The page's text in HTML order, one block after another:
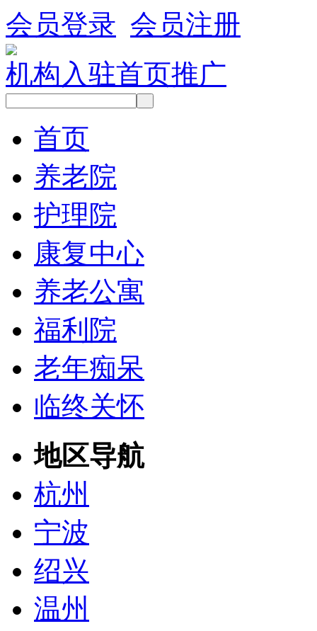
会员登录 会员注册
机构入驻首页推广
首页
养老院
护理院
康复中心
养老公寓
福利院
老年痴呆
临终关怀
地区导航
杭州
宁波
绍兴
温州